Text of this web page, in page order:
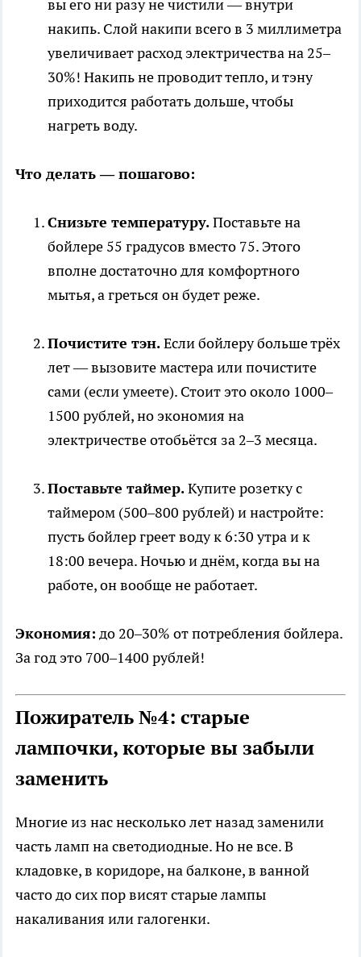
вы его ни разу не чистили — внутри
накипь. Слой накипи всего в 3 миллиметра
увеличивает расход электричества на 25–
30%! Накипь не проводит тепло, и тэну
приходится работать дольше, чтобы
нагреть воду.
Что делать — пошагово:
Снизьте температуру.Поставьте на
бойлере 55 градусов вместо 75. Этого
вполне достаточно для комфортного
мытья, а греться он будет реже.
Почистите тэн.Если бойлеру больше трёх
лет — вызовите мастера или почистите
сами (если умеете). Стоит это около 1000–
1500 рублей, но экономия на
электричестве отобьётся за 2–3 месяца.
Поставьте таймер.Купите розетку с
таймером (500–800 рублей) и настройте:
пусть бойлер греет воду к 6:30 утра и к
18:00 вечера. Ночью и днём, когда вы на
работе, он вообще не работает.
Экономия: до 20–30% от потребления бойлера.
За год это 700–1400 рублей!
Пожиратель №4: старые
лампочки, которые вы забыли
заменить
Многие из нас несколько лет назад заменили
часть ламп на светодиодные. Но не все. В
кладовке, в коридоре, на балконе, в ванной
часто до сих пор висят старые лампы
накаливания или галогенки.